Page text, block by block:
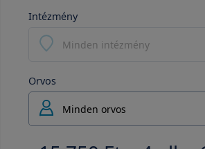
Intézmény
Minden intézmény
Orvos
Minden orvos